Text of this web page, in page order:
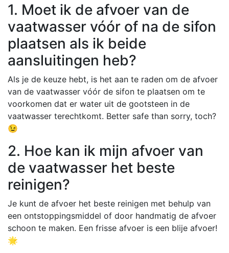
1. Moet ik de afvoer van de
vaatwasser vóór of na de sifon
plaatsen als ik beide
aansluitingen heb?
Als je de keuze hebt, is het aan te raden om de afvoer
van de vaatwasser vóór de sifon te plaatsen om te
voorkomen dat er water uit de gootsteen in de
vaatwasser terechtkomt. Better safe than sorry, toch?
😉
2. Hoe kan ik mijn afvoer van
de vaatwasser het beste
reinigen?
Je kunt de afvoer het beste reinigen met behulp van
een ontstoppingsmiddel of door handmatig de afvoer
schoon te maken. Een frisse afvoer is een blije afvoer!
🌟